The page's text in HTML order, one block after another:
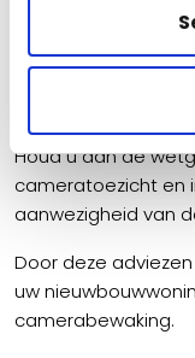
rekening met de
Plaats de
van uw buren of
Houd u aan de
cameratoezicht en
aanwezigheid van
Door deze
uw
camerabewaking.